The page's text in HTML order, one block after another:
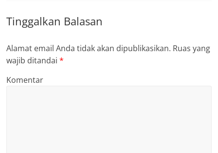
Tinggalkan Balasan
Alamat email Anda tidak akan dipublikasikan. Ruas yang
wajib ditandai*
Komentar